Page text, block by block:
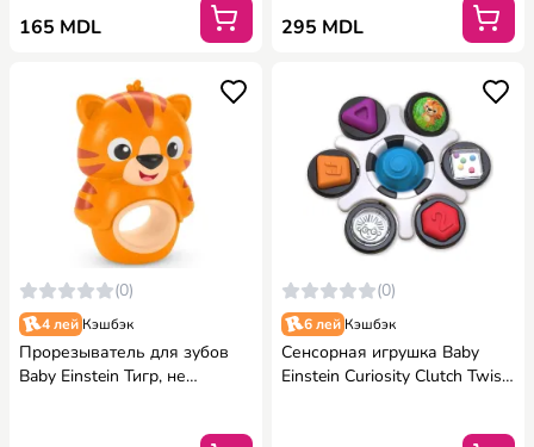
165 MDL 295 MDL
(0)
4 лей Кэшбэк
Прорезыватель для зубов
Baby Einstein Тигр, не
(0)
6 лей Кэшбэк
Сенсорная игрушка Baby
Einstein Curiosity Clutch Twist